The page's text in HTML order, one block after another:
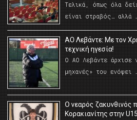
Τελικά, όπως όλα
είναι στραβός… αλλά
ΑΟ Λεβάντε: Με τον
τεχνική ηγεσία!
Ο ΑΟ Λεβάντε άρχισε
μηχανές» του ενόψει
O νεαρός ζακυνθινός
Κορακιανίτης στην